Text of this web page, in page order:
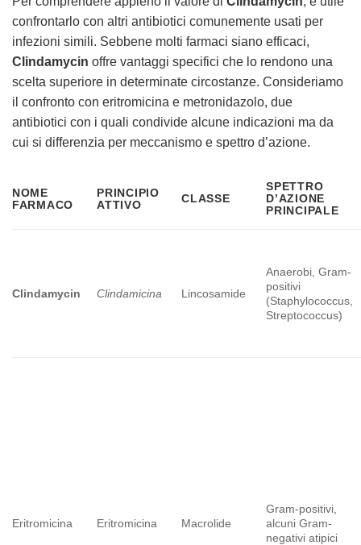
confrontarlo con altri antibiotici comunemente usati per
infezioni simili. Sebbene molti farmaci siano efficaci,
Clindamycin offre vantaggi specifici che lo rendono una
scelta superiore in determinate circostanze. Consideriamo
il confronto con eritromicina e metronidazolo, due
antibiotici con i quali condivide alcune indicazioni ma da
cui si differenzia per meccanismo e spettro d’azione.
NOME
FARMACO
PRINCIPIO
ATTIVO
CLASSE
SPETTRO
D’AZIONE
PRINCIPALE
Clindamycin Clindamicina Lincosamide
Anaerobi, Gram-
positivi
(Staphylococcus,
Streptococcus)
Eritromicina Eritromicina Macrolide
Gram-positivi,
alcuni Gram-
negativi atipici